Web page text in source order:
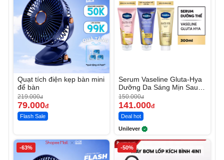
Quạt tích điện kẹp bàn mini
để bàn
219.000đ
79.000đ
Flash Sale
Serum Vaseline Gluta-Hya
Dưỡng Da Sáng Mịn Sau 7
Ngày
150.000đ
141.000đ
Deal hot
Unilever
-63% -50%